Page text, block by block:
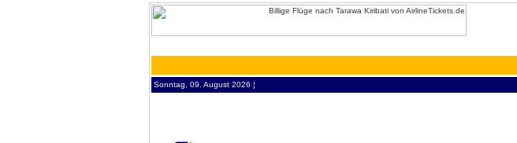
Sonntag, 09. August 2026 ¦